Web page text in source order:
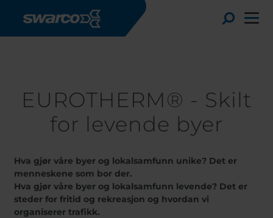
Nyheter & Referanser EUROTHERM® - Skilt for levende byer
EUROTHERM® - Skilt
for levende byer
Hva gjør våre byer og lokalsamfunn unike? Det er
menneskene som bor der.
Hva gjør våre byer og lokalsamfunn levende? Det er
steder for fritid og rekreasjon og hvordan vi
organiserer trafikk.